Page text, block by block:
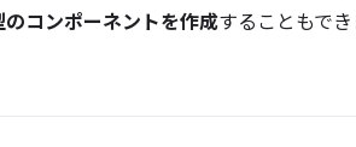
のコンポーネントを作成することもでき